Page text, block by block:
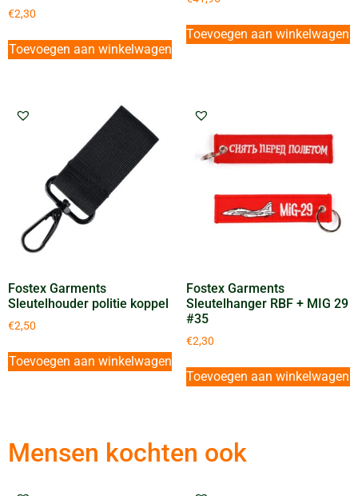
€2,30
Toevoegen aan winkelwagen
Toevoegen aan winkelwagen
Fostex Garments
Sleutelhouder politie koppel
€2,50
Toevoegen aan winkelwagen
Fostex Garments
Sleutelhanger RBF + MIG 29
#35
€2,30
Toevoegen aan winkelwagen
Mensen kochten ook